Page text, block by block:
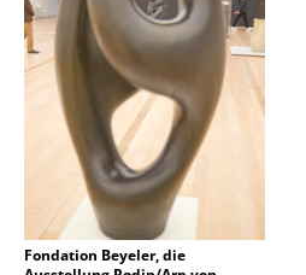
Fondation Beyeler, die